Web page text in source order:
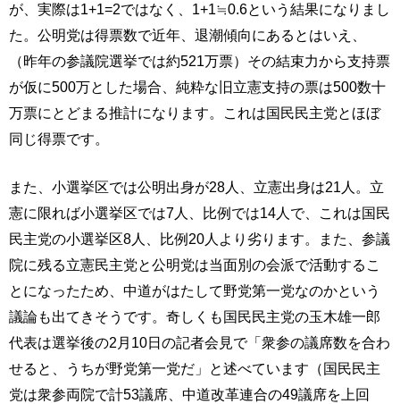
が、実際は1+1=2ではなく、1+1≒0.6という結果になりまし
た。公明党は得票数で近年、退潮傾向にあるとはいえ、
（昨年の参議院選挙では約521万票）その結束力から支持票
が仮に500万とした場合、純粋な旧立憲支持の票は500数十
万票にとどまる推計になります。これは国民民主党とほぼ
同じ得票です。
また、小選挙区では公明出身が28人、立憲出身は21人。立
憲に限れば小選挙区では7人、比例では14人で、これは国民
民主党の小選挙区8人、比例20人より劣ります。また、参議
院に残る立憲民主党と公明党は当面別の会派で活動するこ
とになったため、中道がはたして野党第一党なのかという
議論も出てきそうです。奇しくも国民民主党の玉木雄一郎
代表は選挙後の2月10日の記者会見で「衆参の議席数を合わ
せると、うちが野党第一党だ」と述べています（国民民主
党は衆参両院で計53議席、中道改革連合の49議席を上回